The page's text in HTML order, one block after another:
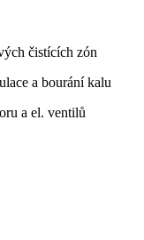
čistících zón
a bourání kalu
a el. ventilů